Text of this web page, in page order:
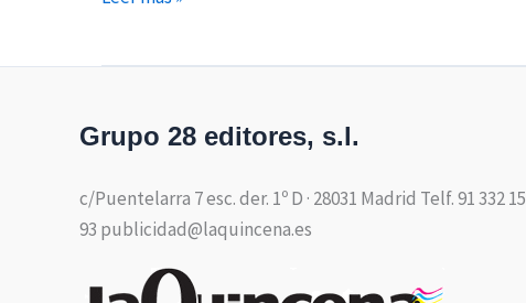
Grupo 28 editores, s.l.
c/Puentelarra 7 esc. der. 1º D · 28031 Madrid Telf. 91 332 15
93 publicidad@laquincena.es